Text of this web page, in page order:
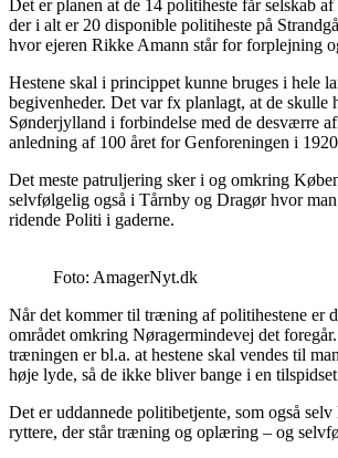
Det er planen at de 14 politiheste får selskab
der i alt er 20 disponible politiheste på
hvor ejeren Rikke Amann står for forplejning
Hestene skal i princippet kunne bruges i hele
begivenheder. Det var fx planlagt, at de skulle
Sønderjylland i forbindelse med de desværre
anledning af 100 året for Genforeningen i
Det meste patruljering sker i og omkring
selvfølgelig også i Tårnby og Dragør hvor
ridende Politi i gaderne.
Foto: AmagerNyt.dk
Når det kommer til træning af politihestene er
området omkring Nøragermindevej det
træningen er bl.a. at hestene skal vendes til
høje lyde, så de ikke bliver bange i en
Det er uddannede politibetjente, som også
ryttere, der står træning og oplæring – og